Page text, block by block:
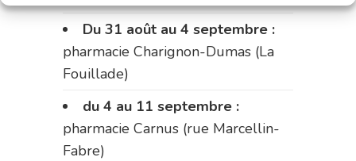
Du 31 août au 4 septembre :
pharmacie Charignon-Dumas (La
Fouillade)
du 4 au 11 septembre :
pharmacie Carnus (rue Marcellin-
Fabre)